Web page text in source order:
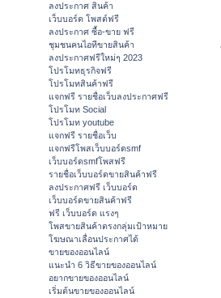
ลงประกาศ สินค้า
เว็บบอร์ด โพสต์ฟรี
ลงประกาศ ซื้อ-ขาย ฟรี
ชุมชนคนไอทีขายสินค้า
ลงประกาศฟรีใหม่ๆ 2023
โปรโมทธุรกิจฟรี
โปรโมทสินค้าฟรี
แจกฟรี รายชื่อเว็บลงประกาศฟรี
โปรโมท Social
โปรโมท youtube
แจกฟรี รายชื่อเว็บ
แจกฟรีโพสเว็บบอร์ดsmf
เว็บบอร์ดsmfโพสฟรี
รายชื่อเว็บบอร์ดขายสินค้าฟรี
ลงประกาศฟรี เว็บบอร์ด
เว็บบอร์ดขายสินค้าฟรี
ฟรี เว็บบอร์ด แรงๆ
โพสขายสินค้าตรงกลุ่มเป้าหมาย
โฆษณาเลื่อนประกาศได้
ขายของออนไลน์
แนะนำ 6 วิธีขายของออนไลน์
อยากขายของออนไลน์
เริ่มต้นขายของออนไลน์